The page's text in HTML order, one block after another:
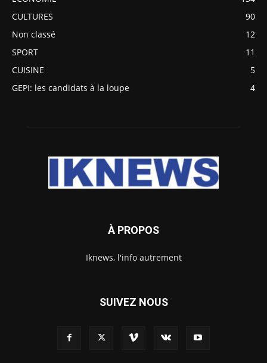
CULTURES
90
Non classé
12
SPORT
11
CUISINE
5
GEPI: les candidats à la loupe
4
À PROPOS
Iknews, l'info autrement
SUIVEZ NOUS